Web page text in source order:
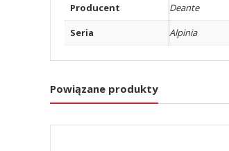
Producent
Deante
Seria
Alpinia
Powiązane produkty